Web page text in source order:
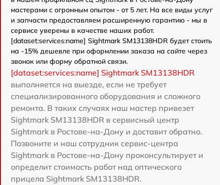
мастерами с огромным опытом - от 5 лет. На все виды услуг
и запчасти предоставляем расширенную гарантию - мы в
сервисе уверены в качестве наших работ.
[dataset:services:name] Sightmark SM13138HDR будет стоить
на -15% дешевле при оформлении заказа на сайте через
звонок или форму обратной связи.
[dataset:services:name] Sightmark SM13138HDR
выполняется на выезде, если не требует
специализированного оборудования и сложного
ремонта. В таких случаях наш мастер привезет
Sightmark SM13138HDR в сервисный центр
Sightmark в Ростове-на-Дону и доставит обратно.
Позвоните и наш сотрудник сервис-центра
Sightmark в Ростове-на-Дону проконсультирует и
определит стоимость работ над оптического
прицела Sightmark SM13138HDR.